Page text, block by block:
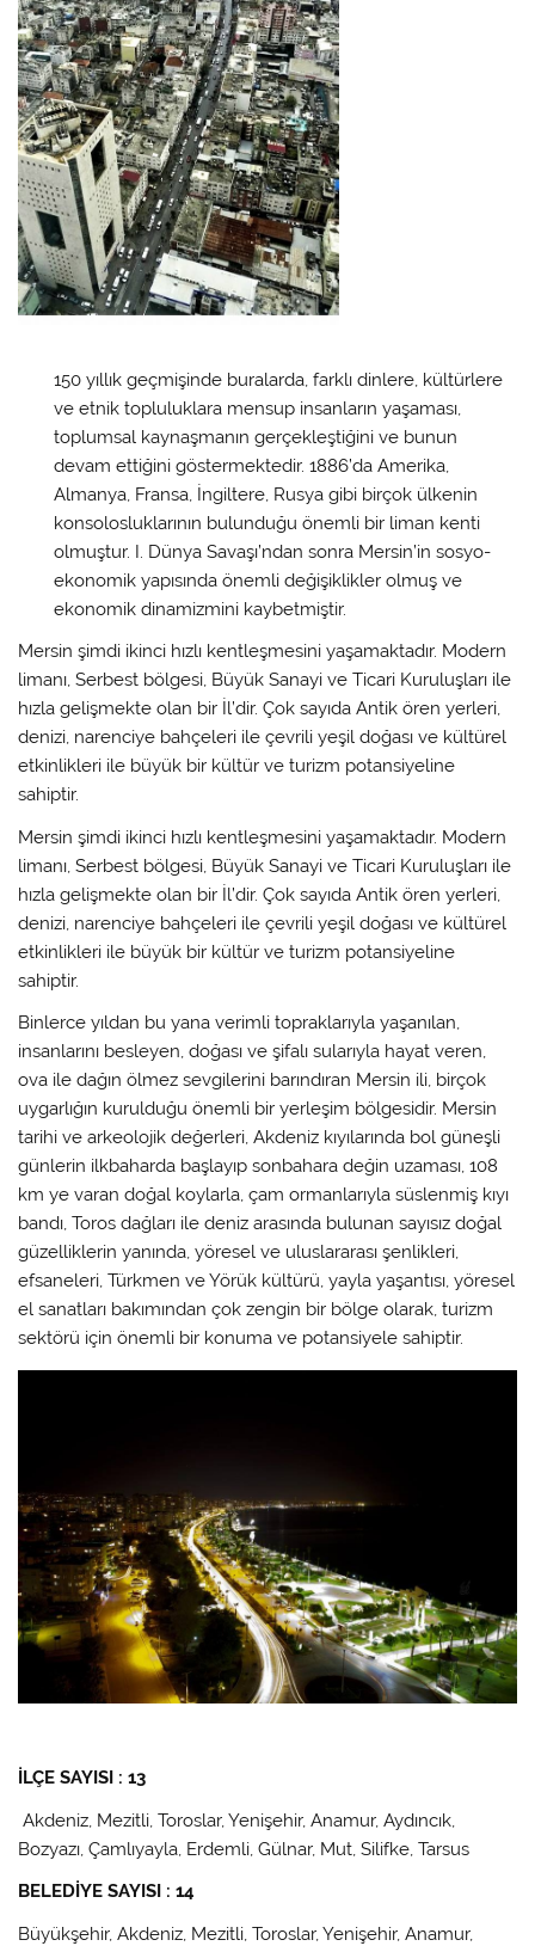
150 yıllık geçmişinde buralarda, farklı dinlere, kültürlere
ve etnik topluluklara mensup insanların yaşaması,
toplumsal kaynaşmanın gerçekleştiğini ve bunun
devam ettiğini göstermektedir. 1886’da Amerika,
Almanya, Fransa, İngiltere, Rusya gibi birçok ülkenin
konsolosluklarının bulunduğu önemli bir liman kenti
olmuştur. I. Dünya Savaşı’ndan sonra Mersin’in sosyo-
ekonomik yapısında önemli değişiklikler olmuş ve
ekonomik dinamizmini kaybetmiştir.
Mersin şimdi ikinci hızlı kentleşmesini yaşamaktadır. Modern
limanı, Serbest bölgesi, Büyük Sanayi ve Ticari Kuruluşları ile
hızla gelişmekte olan bir İl’dir. Çok sayıda Antik ören yerleri,
denizi, narenciye bahçeleri ile çevrili yeşil doğası ve kültürel
etkinlikleri ile büyük bir kültür ve turizm potansiyeline
sahiptir.
Mersin şimdi ikinci hızlı kentleşmesini yaşamaktadır. Modern
limanı, Serbest bölgesi, Büyük Sanayi ve Ticari Kuruluşları ile
hızla gelişmekte olan bir İl’dir. Çok sayıda Antik ören yerleri,
denizi, narenciye bahçeleri ile çevrili yeşil doğası ve kültürel
etkinlikleri ile büyük bir kültür ve turizm potansiyeline
sahiptir.
Binlerce yıldan bu yana verimli topraklarıyla yaşanılan,
insanlarını besleyen, doğası ve şifalı sularıyla hayat veren,
ova ile dağın ölmez sevgilerini barındıran Mersin ili, birçok
uygarlığın kurulduğu önemli bir yerleşim bölgesidir. Mersin
tarihi ve arkeolojik değerleri, Akdeniz kıyılarında bol güneşli
günlerin ilkbaharda başlayıp sonbahara değin uzaması, 108
km ye varan doğal koylarla, çam ormanlarıyla süslenmiş kıyı
bandı, Toros dağları ile deniz arasında bulunan sayısız doğal
güzelliklerin yanında, yöresel ve uluslararası şenlikleri,
efsaneleri, Türkmen ve Yörük kültürü, yayla yaşantısı, yöresel
el sanatları bakımından çok zengin bir bölge olarak, turizm
sektörü için önemli bir konuma ve potansiyele sahiptir.
İLÇE SAYISI : 13
Akdeniz, Mezitli, Toroslar, Yenişehir, Anamur, Aydıncık,
Bozyazı, Çamlıyayla, Erdemli, Gülnar, Mut, Silifke, Tarsus
BELEDİYE SAYISI : 14
Büyükşehir, Akdeniz, Mezitli, Toroslar, Yenişehir, Anamur,